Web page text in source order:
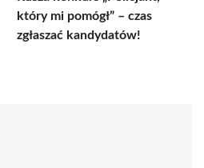
który mi pomógł” – czas
zgłaszać kandydatów!